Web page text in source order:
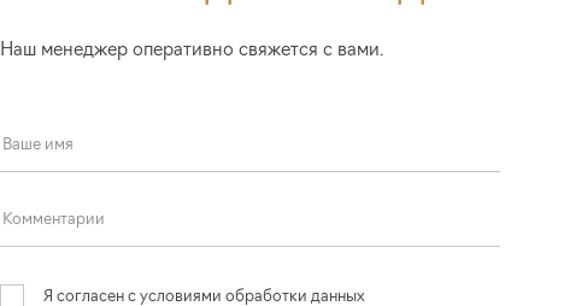
Наш менеджер оперативно свяжется с вами.
Я согласен сусловиями обработки данных